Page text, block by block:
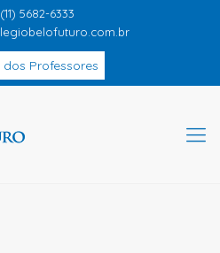
5682-6333
Professores